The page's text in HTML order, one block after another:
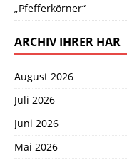
„Pfefferkörner“
ARCHIV IHRER HAR
August 2026
Juli 2026
Juni 2026
Mai 2026